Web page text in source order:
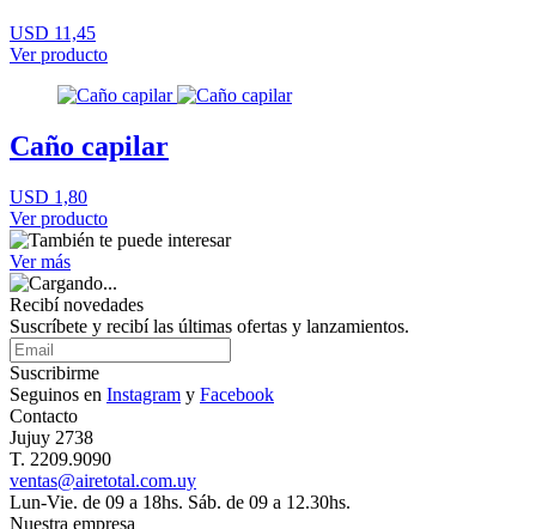
USD 11,45
Ver producto
Caño capilar
USD 1,80
Ver producto
Ver más
Recibí novedades
Suscríbete y recibí las últimas ofertas y lanzamientos.
Suscribirme
Seguinos en Instagram y Facebook
Contacto
Jujuy 2738
T. 2209.9090
ventas@airetotal.com.uy
Lun-Vie. de 09 a 18hs. Sáb. de 09 a 12.30hs.
Nuestra empresa